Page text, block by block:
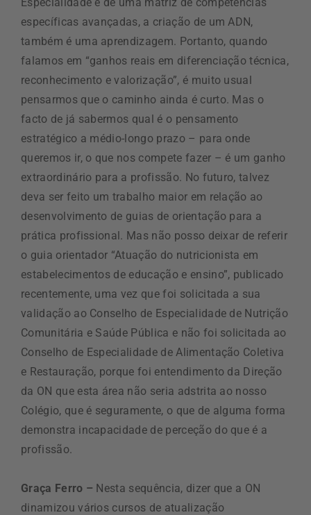
específicas avançadas, a criação de um ADN,
também é uma aprendizagem. Portanto, quando
falamos em “ganhos reais em diferenciação técnica,
reconhecimento e valorização”, é muito usual
pensarmos que o caminho ainda é curto. Mas o
facto de já sabermos qual é o pensamento
estratégico a médio-longo prazo – para onde
queremos ir, o que nos compete fazer – é um ganho
extraordinário para a profissão. No futuro, talvez
deva ser feito um trabalho maior em relação ao
desenvolvimento de guias de orientação para a
prática profissional. Mas não posso deixar de referir
o guia orientador “Atuação do nutricionista em
estabelecimentos de educação e ensino”, publicado
recentemente, uma vez que foi solicitada a sua
validação ao Conselho de Especialidade de Nutrição
Comunitária e Saúde Pública e não foi solicitada ao
Conselho de Especialidade de Alimentação Coletiva
e Restauração, porque foi entendimento da Direção
da ON que esta área não seria adstrita ao nosso
Colégio, que é seguramente, o que de alguma forma
demonstra incapacidade de perceção do que é a
profissão.
Graça Ferro – Nesta sequência, dizer que a ON
dinamizou vários cursos de atualização